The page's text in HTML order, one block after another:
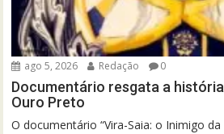
ago 5, 2026 Redação 0
Documentário resgata a
Ouro Preto
O documentário “Vira-Saia: o Inimigo